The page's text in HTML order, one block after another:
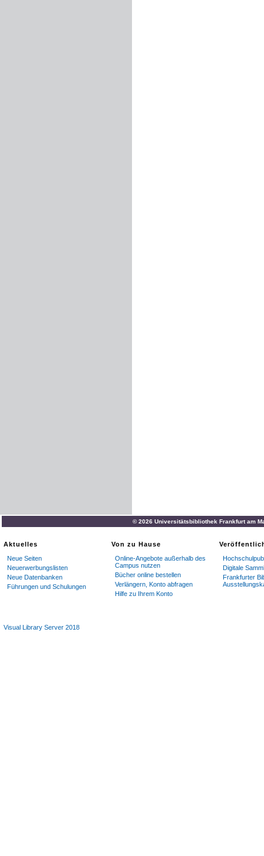
© 2026 Universitätsbibliothek Frankfurt am
Aktuelles
Neue Seiten
Neuerwerbungslisten
Neue Datenbanken
Führungen und Schulungen
Von zu Hause
Online-Angebote außerhalb des
Campus nutzen
Bücher online bestellen
Verlängern, Konto abfragen
Hilfe zu Ihrem Konto
Digitale
Frankfurter
Visual Library Server 2018